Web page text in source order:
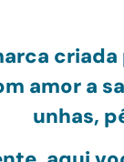
amor a
unhas,